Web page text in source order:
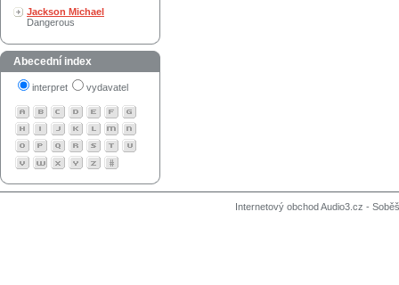
Jackson Michael
Dangerous
Abecední index
interpret vydavatel
Internetový obchod Audio3.cz -